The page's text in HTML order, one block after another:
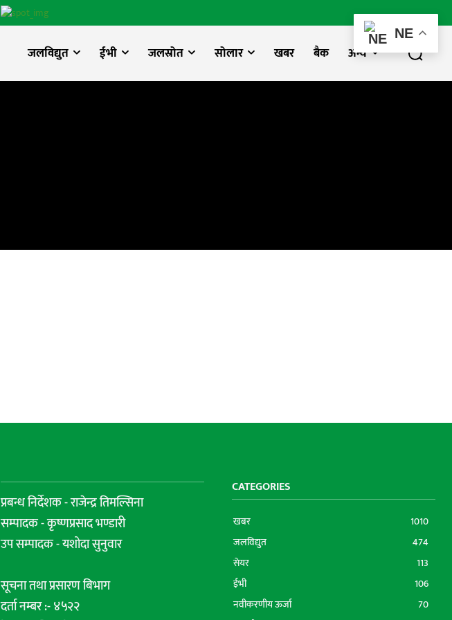
जलविद्युत ईभी जलस्रोत सोलार खबर बैक अन्य
प्रबन्ध निर्देशक - राजेन्द्र तिमल्सिना
सम्पादक - कृष्णप्रसाद भण्डारी
उप सम्पादक - यशोदा सुनुवार
सूचना तथा प्रसारण बिभाग
दर्ता नम्बर :- ४५२२
CATEGORIES
खबर
1010
जलविद्युत
474
सेयर
113
ईभी
106
नवीकरणीय ऊर्जा
70
NE